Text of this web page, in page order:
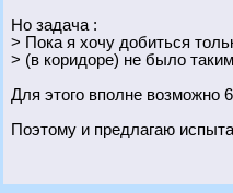
Но задача :
> Пока я хочу добиться
> (в коридоре) не было
Для этого вполне
Поэтому и предлагаю